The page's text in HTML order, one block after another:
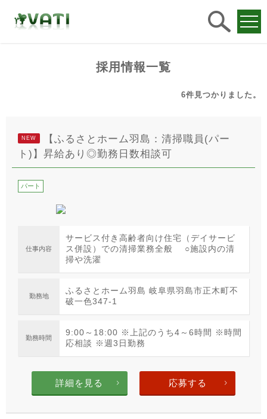
採用情報一覧
6件 見つかりました。
NEW
【ふるさとホーム羽島：清掃職員(パー
ト)】昇給あり◎勤務日数相談可
パート
仕事内容
サービス付き高齢者向け住宅（デイサービ
ス併設）での清掃業務全般 ○施設内の清
掃や洗濯
勤務地
ふるさとホーム羽島 岐阜県羽島市正木町不
破一色347-1
勤務時間
9:00～18:00 ※上記のうち4～6時間 ※時間
応相談 ※週3日勤務
詳細を見る 応募する